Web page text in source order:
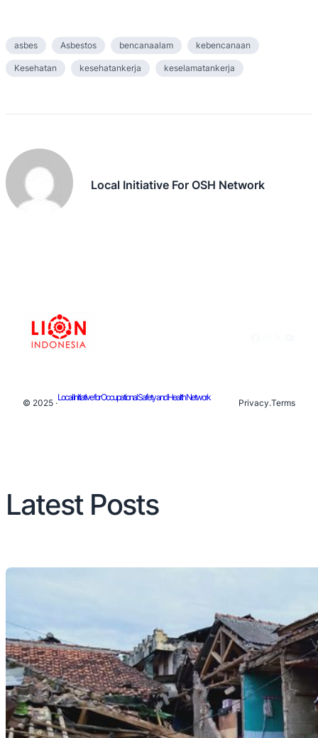
asbes Asbestos bencanaalam kebencanaan
Kesehatan kesehatankerja keselamatankerja
Local Initiative For OSH Network
© 2025 ·
Local Initiative for Occupational Safety and Health Network
Privacy.Terms
Latest Posts